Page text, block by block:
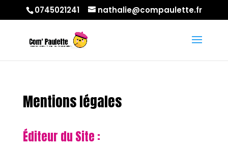
0745021241 nathalie@compaulette.fr
Mentions légales
Éditeur du Site :